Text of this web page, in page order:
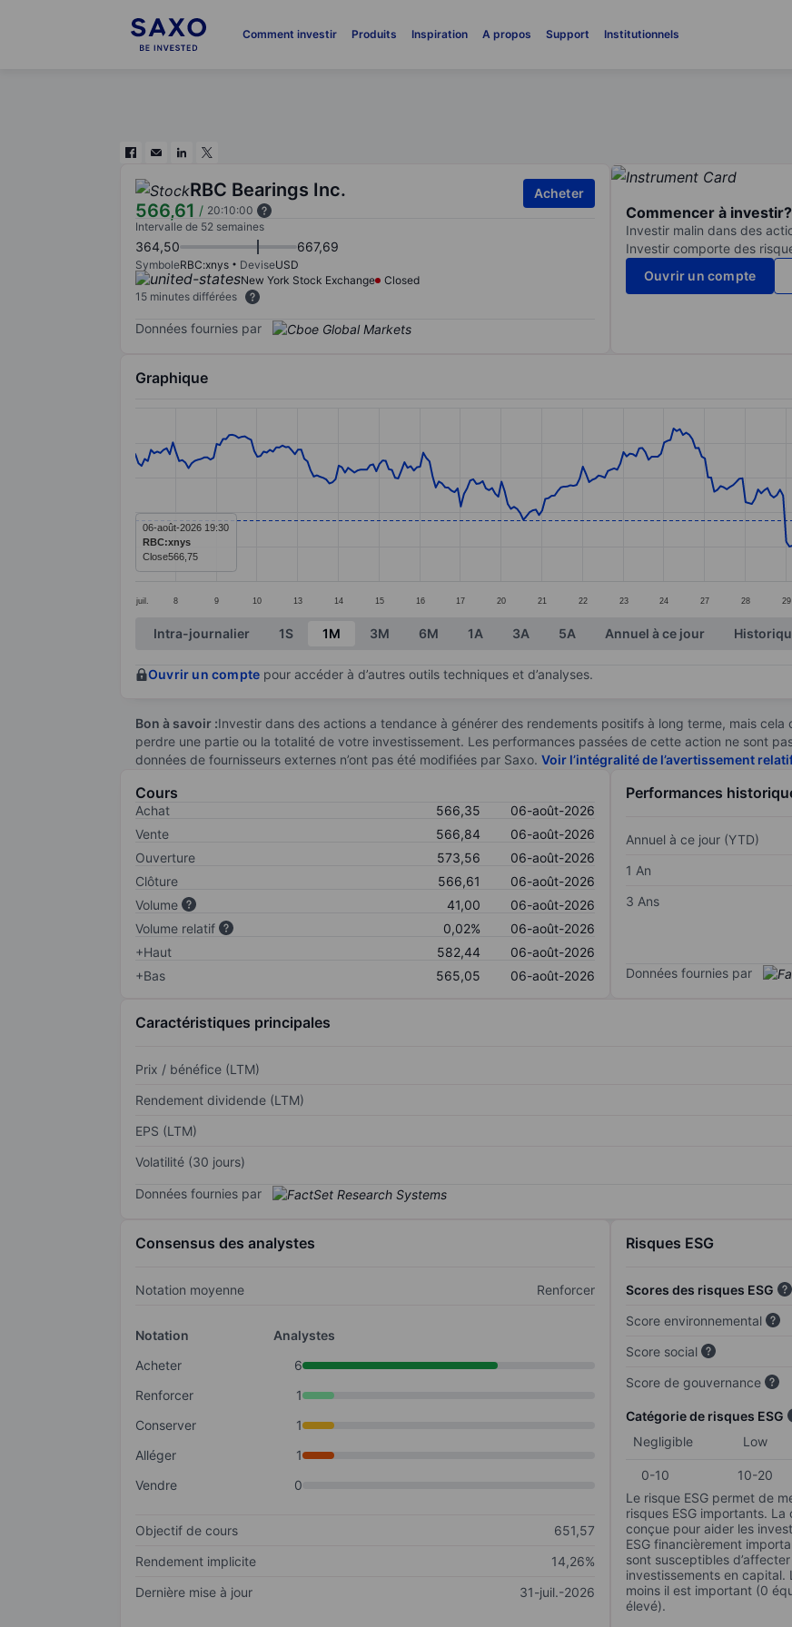
Comment investir Produits Inspiration A propos Support Institutionnels
RBC Bearings Inc.
566,61 / 20:10:00
Acheter
Intervalle de 52 semaines
364,50 667,69
SymboleRBC:xnys DeviseUSD
New York Stock Exchange
Closed
15 minutes différées
Données fournies par
Commencer à investir?
Investir malin dans des
Investir comporte des
Ouvrir un compte
Graphique
Line chart with 295 data points.
The chart has 1 X axis displaying categories.
The chart has 1 Y axis displaying values. Data ranges from 550.18 to 606.32.
juil. 8 9 10 13 14 15 16 17 20 21 22 23 24 27 28 29
06-août-2026 19:30
RBC:xnys
Close566,75
End of interactive chart.
Intra-journalier 1S 1M 3M 6M 1A 3A 5A Annuel à ce jour
Ouvrir un compte pour accéder à d’autres outils techniques et d’analyses.
Bon à savoir :Investir dans des actions a tendance à générer des rendements positifs à long terme, mais
perdre une partie ou la totalité de votre investissement. Les performances passées de cette action ne sont
données de fournisseurs externes n’ont pas été modifiées par Saxo. Voir l’intégralité de l’avertissement
Cours
Achat 566,35
06-août-2026
Vente
566,84
06-août-2026
Ouverture
573,56
06-août-2026
Clôture
566,61
06-août-2026
Volume
41,00
06-août-2026
Volume relatif
0,02%
06-août-2026
+Haut
582,44
06-août-2026
+Bas
565,05 06-août-2026
Performances
Annuel à ce jour (YTD)
1 An
3 Ans
Données fournies par
Caractéristiques principales
Prix / bénéfice (LTM)
Rendement dividende (LTM)
EPS (LTM)
Volatilité (30 jours)
Données fournies par
Consensus des analystes
Notation moyenne Renforcer
Notation
Analystes
Acheter
6
Renforcer
1
Conserver
1
Alléger
1
Vendre
0
Objectif de cours
651,57
Rendement implicite
14,26%
Dernière mise à jour
31-juil.-2026
Risques ESG
Scores des risques ESG
Score environnemental
Score social
Score de gouvernance
Catégorie de risques ESG
Negligible
Low
0-10 10-20
Le risque ESG permet de
risques ESG importants.
conçue pour aider les
ESG financièrement
sont susceptibles
investissements en capital.
moins il est important (0
élevé).